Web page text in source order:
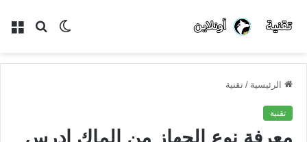
بحث الوضع
الرئيسية / تقنية
تقنية
معرفة نوع الجهاز من الماك ادرس